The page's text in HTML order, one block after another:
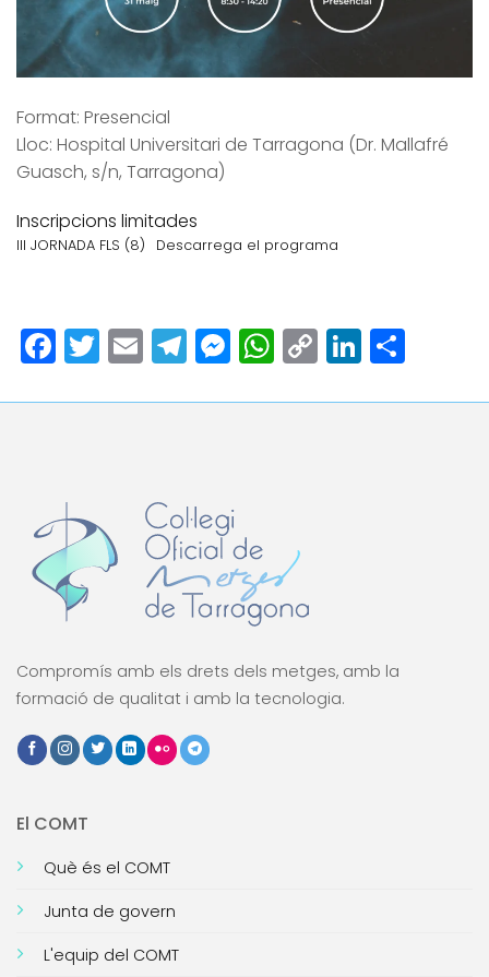
Format: Presencial
Lloc: Hospital Universitari de Tarragona (Dr. Mallafré
Guasch, s/n, Tarragona)
Inscripcions limitades
III JORNADA FLS (8) Descarrega el programa
Facebook
Twitter
EmailTelegram
Messenger
WhatsApp
Copy
Compromís amb els drets dels metges, amb la
formació de qualitat i amb la tecnologia.
El COMT
Què és el COMT
Junta de govern
L'equip del COMT